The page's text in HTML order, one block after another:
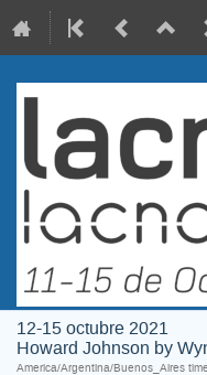
12-15 octubre 2021
Howard Johnson by
America/Argentina/Buenos_Aires